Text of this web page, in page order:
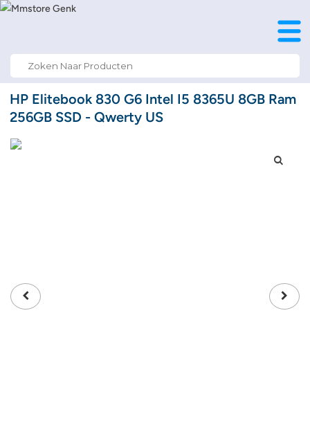
HP Elitebook 830 G6 Intel I5 8365U 8GB Ram
256GB SSD - Qwerty US